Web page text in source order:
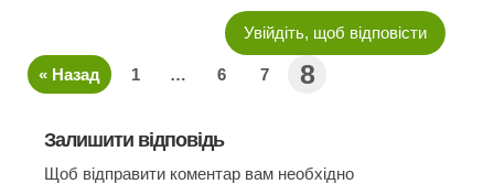
Увійдіть, щоб відповісти
« Назад 1 … 6 7 8
Залишити відповідь
Щоб відправити коментар вам необхідно